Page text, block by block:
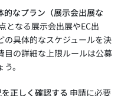
なプラン（展示会出展な
となる展示会出展やEC出
の具体的なスケジュールを決
目の詳細な上限ルールは公募
。
正しく確認する 申請に必要